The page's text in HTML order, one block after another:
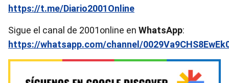
https://t.me/Diario2001Online
Sigue el canal de 2001online en WhatsApp:
https://whatsapp.com/channel/